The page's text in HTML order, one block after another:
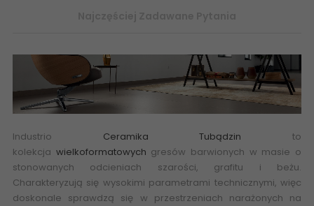
Industrio Ceramika Tubądzin to
kolekcja wielkoformatowych gresów barwionych w masie o
stonowanych odcieniach szarości, grafitu i beżu.
Charakteryzują się wysokimi parametrami technicznymi, więc
doskonale sprawdzą się w przestrzeniach narażonych na